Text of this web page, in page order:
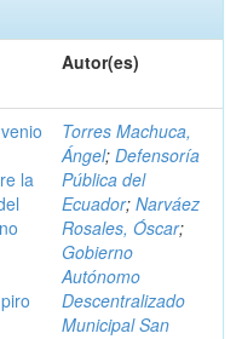
Autor(es)
la
Torres Machuca,
Ángel; Defensoría
Pública del
Ecuador; Narváez
Rosales, Óscar;
Gobierno
Autónomo
Descentralizado
Municipal San